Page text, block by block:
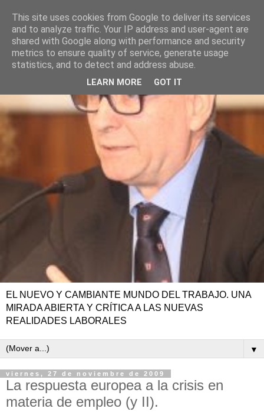
EL NUEVO Y CAMBIANTE MUNDO DEL TRABAJO. UNA
MIRADA ABIERTA Y CRÍTICA A LAS NUEVAS
REALIDADES LABORALES
▼
viernes, 27 de noviembre de 2009
La respuesta europea a la crisis en
materia de empleo (y II).
This site uses cookies from Google to deliver its services
and to analyze traffic. Your IP address and user-agent are
shared with Google along with performance and security
metrics to ensure quality of service, generate usage
statistics, and to detect and address abuse.
LEARN MORE GOT IT